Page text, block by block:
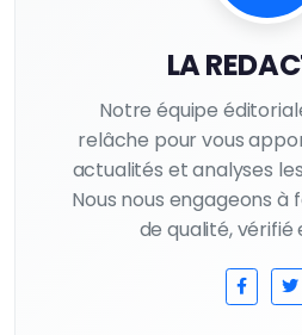
LA
Notre équipe
relâche pour vous
actualités et analyses
Nous nous engageons à
de qualité,